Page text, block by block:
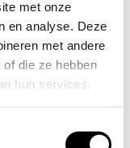
met onze
en analyse. Deze
met andere
die ze hebben
hun services.